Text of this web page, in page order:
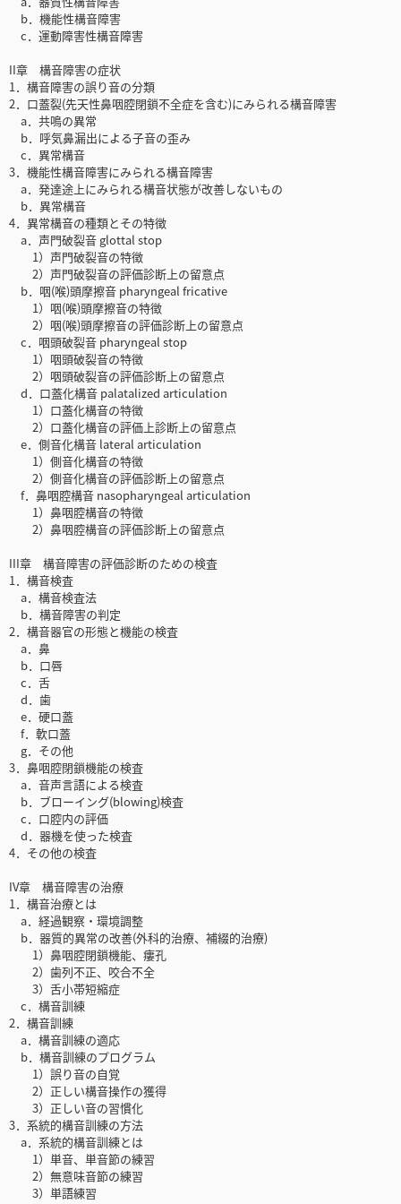
b．機能性構音障害
c．運動障害性構音障害
II章 構音障害の症状
1．構音障害の誤り音の分類
2．口蓋裂(先天性鼻咽腔閉鎖不全症を含む)にみられる構音障害
a．共鳴の異常
b．呼気鼻漏出による子音の歪み
c．異常構音
3．機能性構音障害にみられる構音障害
a．発達途上にみられる構音状態が改善しないもの
b．異常構音
4．異常構音の種類とその特徴
a．声門破裂音 glottal stop
1）声門破裂音の特徴
2）声門破裂音の評価診断上の留意点
b．咽(喉)頭摩擦音 pharyngeal fricative
1）咽(喉)頭摩擦音の特徴
2）咽(喉)頭摩擦音の評価診断上の留意点
c．咽頭破裂音 pharyngeal stop
1）咽頭破裂音の特徴
2）咽頭破裂音の評価診断上の留意点
d．口蓋化構音 palatalized articulation
1）口蓋化構音の特徴
2）口蓋化構音の評価上診断上の留意点
e．側音化構音 lateral articulation
1）側音化構音の特徴
2）側音化構音の評価診断上の留意点
f．鼻咽腔構音 nasopharyngeal articulation
1）鼻咽腔構音の特徴
2）鼻咽腔構音の評価診断上の留意点
III章 構音障害の評価診断のための検査
1．構音検査
a．構音検査法
b．構音障害の判定
2．構音器官の形態と機能の検査
a．鼻
b．口唇
c．舌
d．歯
e．硬口蓋
f．軟口蓋
g．その他
3．鼻咽腔閉鎖機能の検査
a．音声言語による検査
b．ブローイング(blowing)検査
c．口腔内の評価
d．器機を使った検査
4．その他の検査
IV章 構音障害の治療
1．構音治療とは
a．経過観察・環境調整
b．器質的異常の改善(外科的治療、補綴的治療)
1）鼻咽腔閉鎖機能、瘻孔
2）歯列不正、咬合不全
3）舌小帯短縮症
c．構音訓練
2．構音訓練
a．構音訓練の適応
b．構音訓練のプログラム
1）誤り音の自覚
2）正しい構音操作の獲得
3）正しい音の習慣化
3．系統的構音訓練の方法
a．系統的構音訓練とは
1）単音、単音節の練習
2）無意味音節の練習
3）単語練習